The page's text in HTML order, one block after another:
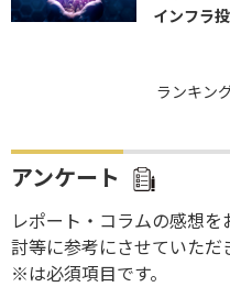
インフラ
ランキン
アンケート
レポート・コラムの感想
討等に参考にさせていただ
※は必須項目です。